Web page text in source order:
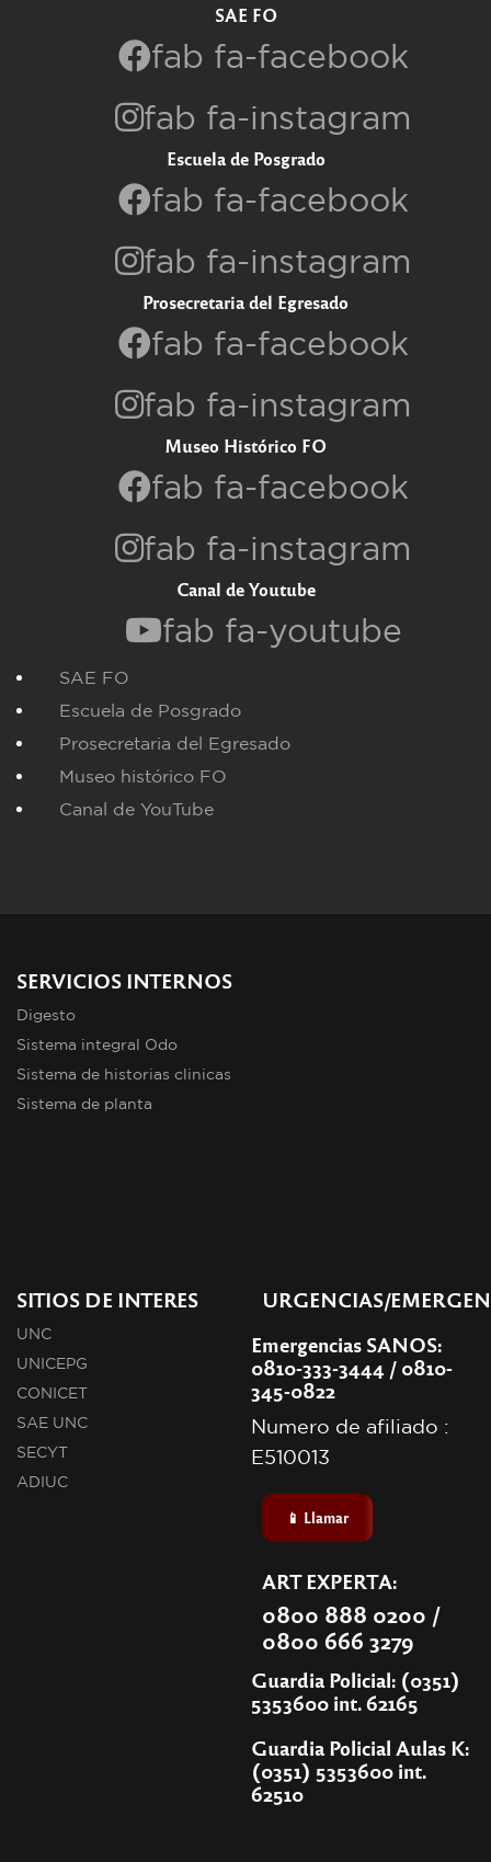
SAE FO
fab fa-facebook
fab fa-instagram
Escuela de Posgrado
fab fa-facebook
fab fa-instagram
Prosecretaria del Egresado
fab fa-facebook
fab fa-instagram
Museo Histórico FO
fab fa-facebook
fab fa-instagram
Canal de Youtube
fab fa-youtube
SAE FO
Escuela de Posgrado
Prosecretaria del Egresado
Museo histórico FO
Canal de YouTube
SERVICIOS INTERNOS
Digesto
Sistema integral Odo
Sistema de historias clinicas
Sistema de planta
SITIOS DE INTERES
UNC
UNICEPG
CONICET
SAE UNC
SECYT
ADIUC
URGENCIAS/
Emergencias SANOS:
0810-333-3444 / 0810-
345-0822
Numero de afiliado :
E510013
📱 Llamar
ART EXPERTA:
0800 888 0200 /
0800 666 3279
Guardia Policial: (0351)
5353600 int. 62165
Guardia Policial Aulas K:
(0351) 5353600 int.
62510